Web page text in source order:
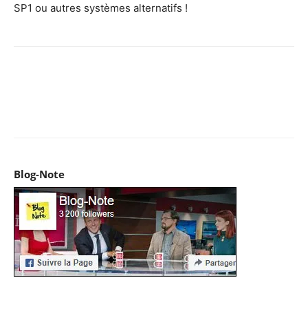
SP1 ou autres systèmes alternatifs !
Blog-Note